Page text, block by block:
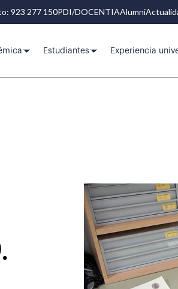
923 277 150PDI/DOCENTIAAlumni
Estudiantes Experiencia